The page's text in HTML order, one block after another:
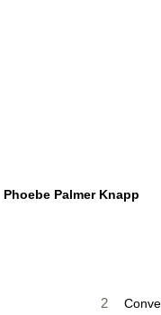
Phoebe Palmer Knapp
2